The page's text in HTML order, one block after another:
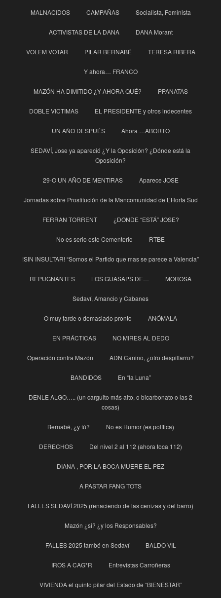
MALNACIDOS CAMPAÑAS Socialista, Feminista
ACTIVISTAS DE LA DANA DANA Morant
VOLEM VOTAR PILAR BERNABÉ TERESA RIBERA
Y ahora… FRANCO
MAZÓN HA DIMITIDO ¿Y AHORA QUÉ? PPANATAS
DOBLE VICTIMAS EL PRESIDENTE y otros indecentes
UN AÑO DESPUÉS Ahora …ABORTO
SEDAVÍ, Jose ya apareció ¿Y la Oposición? ¿Dónde está la
Oposición?
29-O UN AÑO DE MENTIRAS Aparece JOSE
Jornadas sobre Prostitución de la Mancomunidad de L’Horta Sud
FERRAN TORRENT ¿DONDE “ESTÁ” JOSE?
No es serio este Cementerio RTBE
!SIN INSULTAR! “Somos el Partido que mas se parece a Valencia”
REPUGNANTES LOS GUASAPS DE… MOROSA
Sedaví, Amancio y Cabanes
O muy tarde o demasiado pronto ANÓMALA
EN PRÁCTICAS NO MIRES AL DEDO
Operación contra Mazón ADN Canino, ¿otro despilfarro?
BANDIDOS En “la Luna”
DENLE ALGO….. (un carguito más alto, o bicarbonato o las 2
cosas)
Bernabé, ¿y tú? No es Humor (es política)
DERECHOS Del nivel 2 al 112 (ahora toca 112)
DIANA , POR LA BOCA MUERE EL PEZ
A PASTAR FANG TOTS
FALLES SEDAVÍ 2025 (renaciendo de las cenizas y del barro)
Mazón ¿si? ¿y los Responsables?
FALLES 2025 també en Sedaví BALDO VIL
IROS A CAG*R Entrevistas Carroñeras
VIVIENDA el quinto pilar del Estado de “BIENESTAR”